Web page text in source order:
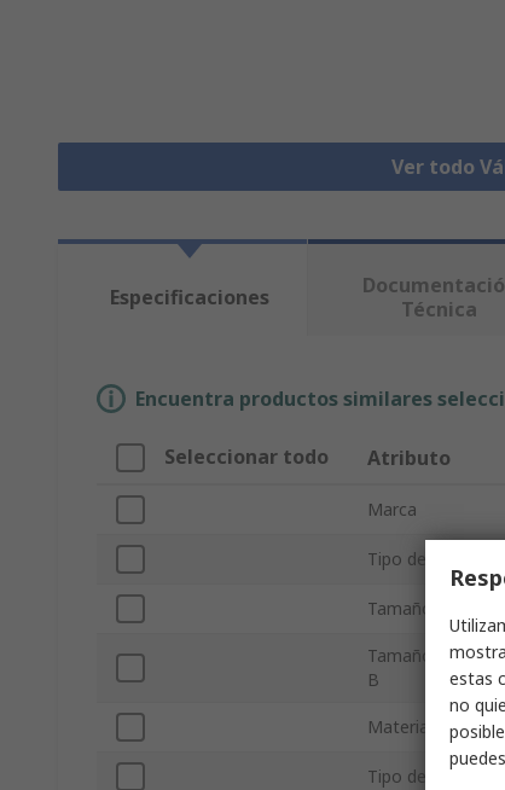
Ver todo
Especificaciones
Técnica
Encuentra productos similares
Seleccionar todo Atributo
Marca
Tipo de producto
Tamaño de
Tamaño de
B
Material del
Tipo de válvula
estas
no